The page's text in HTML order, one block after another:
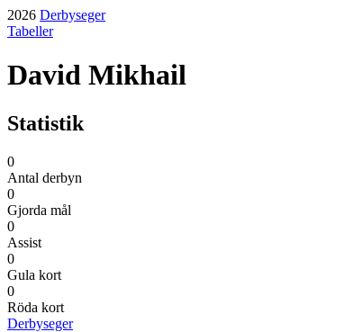
2026 Derbyseger
Tabeller
David Mikhail
Statistik
0
Antal derbyn
0
Gjorda mål
0
Assist
0
Gula kort
0
Röda kort
Derbyseger